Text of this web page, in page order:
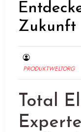
Zukunft
PRODUKTWELTORG
Total